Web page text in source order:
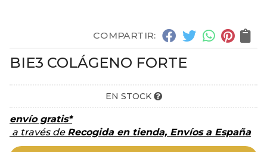
COMPARTIR:
BIE3 COLÁGENO FORTE
EN STOCK
envío gratis*
a través de Recogida en tienda, Envíos a España